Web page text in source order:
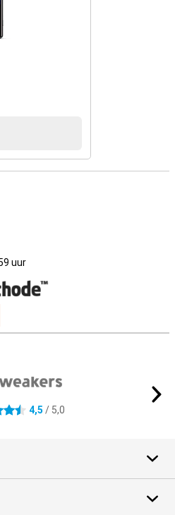
uur
4,5 / 5,0